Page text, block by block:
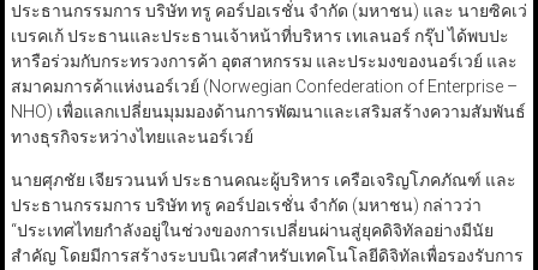
ประธานกรรมการ บริษัท ทรู คอร์ปอเรชั่น จํากัด (มหาชน) และ นายซิคเว่
เบรคเก้ ประธานและประธานเจ้าหน้าที่บริหาร เทเลนอร์ กรุ๊ป ได้พบปะ
หารือร่วมกับกระทรวงการค้า อุตสาหกรรม และประมงของนอร์เวย์ และ
สมาคมการค้าแห่งนอร์เวย์ (Norwegian Confederation of Enterprise –
NHO) เพื่อแลกเปลี่ยนมุมมองด้านการพัฒนาและเสริมสร้างความสัมพันธ์
ทางธุรกิจระหว่างไทยและนอร์เวย์
นายศุภชัย เจียรวนนท์ ประธานคณะผู้บริหาร เครือเจริญโภคภัณฑ์ และ
ประธานกรรมการ บริษัท ทรู คอร์ปอเรชั่น จํากัด (มหาชน) กล่าวว่า
“ประเทศไทยกำลังอยู่ในช่วงของการเปลี่ยนผ่านสู่ยุคดิจิทัลอย่างมีนัย
สำคัญ โดยมีการสร้างระบบนิเวศสำหรับเทคโนโลยีดิจิทัลเพื่อรองรับการ